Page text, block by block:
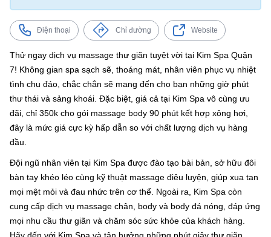
Điện thoại Chỉ đường Website
Thử ngay dịch vụ massage thư giãn tuyệt vời tại Kim Spa Quận
7! Không gian spa sạch sẽ, thoáng mát, nhân viên phục vụ nhiệt
tình chu đáo, chắc chắn sẽ mang đến cho bạn những giờ phút
thư thái và sảng khoái. Đặc biệt, giá cả tại Kim Spa vô cùng ưu
đãi, chỉ 350k cho gói massage body 90 phút kết hợp xông hơi,
đây là mức giá cực kỳ hấp dẫn so với chất lượng dịch vụ hàng
đầu.
Đội ngũ nhân viên tại Kim Spa được đào tạo bài bản, sở hữu đôi
bàn tay khéo léo cùng kỹ thuật massage điêu luyện, giúp xua tan
mọi mệt mỏi và đau nhức trên cơ thể. Ngoài ra, Kim Spa còn
cung cấp dịch vụ massage chân, body và body đá nóng, đáp ứng
mọi nhu cầu thư giãn và chăm sóc sức khỏe của khách hàng.